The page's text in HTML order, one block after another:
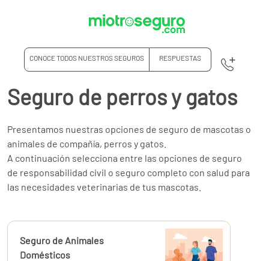
CONOCE TODOS NUESTROS SEGUROS RESPUESTAS
Seguro de perros y gatos
Presentamos nuestras opciones de seguro de mascotas o
animales de compañía, perros y gatos.
A continuación selecciona entre las opciones de seguro
de responsabilidad civil o seguro completo con salud para
las necesidades veterinarias de tus mascotas.
Calcúlalo ahora
Seguro de Animales
Domésticos